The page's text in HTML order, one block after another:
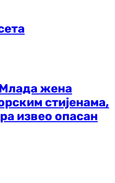
жена
стијенама,
извео опасан